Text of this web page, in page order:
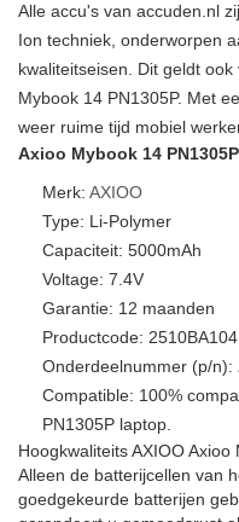
Alle accu's van accuden.nl
Ion techniek, onderworpen
kwaliteitseisen. Dit geldt
Mybook 14 PN1305P. Met
weer ruime tijd mobiel
Axioo Mybook 14
Merk: AXIOO
Type: Li-Polymer
Capaciteit: 5000mAh
Voltage: 7.4V
Garantie: 12 maanden
Productcode:
Onderdeelnummer (p/n):
Compatible: 100%
PN1305P laptop.
Hoogkwaliteits AXIOO
Alleen de batterijcellen van
goedgekeurde batterijen